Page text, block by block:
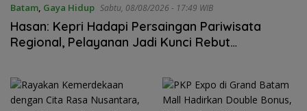
Batam, Gaya Hidup Sabtu, 08/08/2026 - 17:49 WIB
Hasan: Kepri Hadapi Persaingan Pariwisata
Regional, Pelayanan Jadi Kunci Rebut